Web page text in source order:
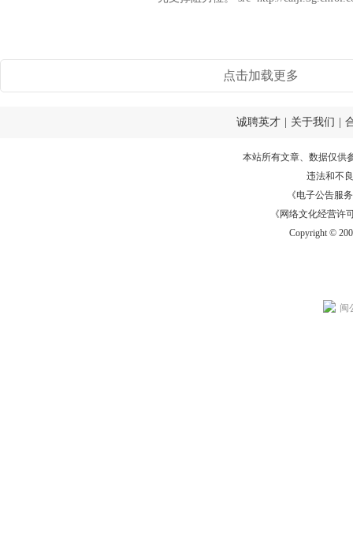
点击加载更多
诚聘英才 关于我们
本站所有文章、数据仅供
违法和不
《电子公告服务
《网络文化经营许
Copyright ©
闽